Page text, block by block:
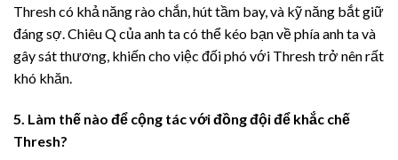
Thresh có khả năng rào chắn, hút tầm bay, và kỹ năng bắt giữ
đáng sợ. Chiêu Q của anh ta có thể kéo bạn về phía anh ta và
gây sát thương, khiến cho việc đối phó với Thresh trở nên rất
khó khăn.
5. Làm thế nào để cộng tác với đồng đội để khắc chế
Thresh?